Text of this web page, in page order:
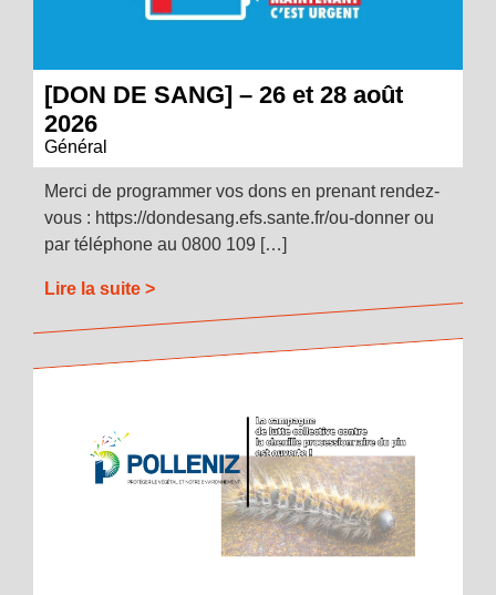
[DON DE SANG] – 26 et 28 août
2026
Général
Merci de programmer vos dons en prenant rendez-
vous : https://dondesang.efs.sante.fr/ou-donner ou
par téléphone au 0800 109 […]
Lire la suite >